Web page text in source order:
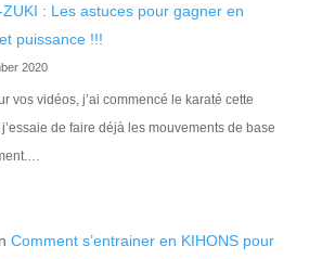
ZUKI : Les astuces pour gagner en
puissance !!!
2020
vos vidéos, j’ai commencé le karaté cette
de faire déjà les mouvements de base
Comment s’entrainer en KIHONS pour